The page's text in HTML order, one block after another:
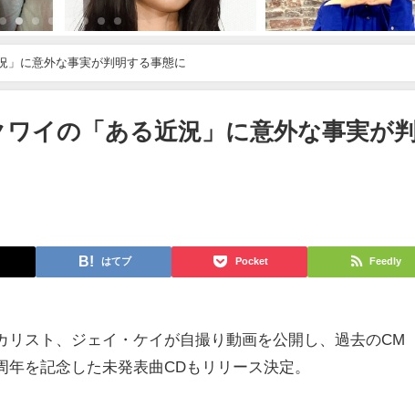
」に意外な事実が判明する事態に
ワイの「ある近況」に意外な事実が
はてブ Pocket Feedly
リスト、ジェイ・ケイが自撮り動画を公開し、過去のCM
を記念した未発表曲CDもリリース決定。